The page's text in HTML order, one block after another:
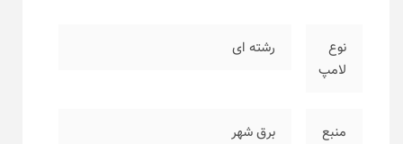
نوع
لامپ
رشته ای
منبع
برق شهر